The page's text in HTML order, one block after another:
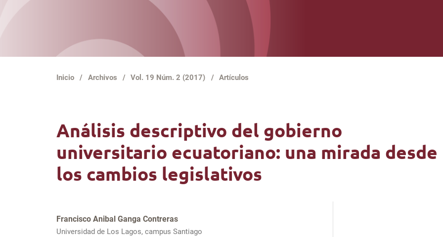
Inicio / Archivos / Vol. 19 Núm. 2 (2017) / Artículos
Análisis descriptivo del gobierno
universitario ecuatoriano: una mirada desde
los cambios legislativos
Francisco Anibal Ganga Contreras
Universidad de Los Lagos, campus Santiago